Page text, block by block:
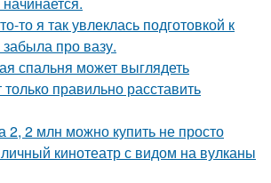
то я так увлеклась подготовкой к
про вазу.
спальня может выглядеть
правильно расставить
2, 2 млн можно купить не просто
кинотеатр с видом на вулканы